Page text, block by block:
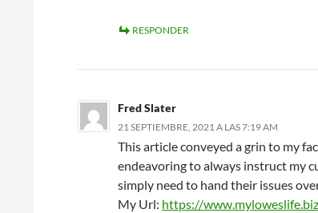
RESPONDER
Fred Slater
21 SEPTIEMBRE, 2021 A LAS 7:19 AM
This article conveyed a grin to my
endeavoring to always instruct my
simply need to hand their issues
My Url: https://